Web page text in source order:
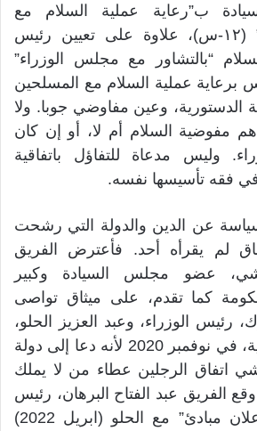
ب”رعاية عملية السلام مع
الحركات المسلحة” (١٢-س)، علاوة على تعيين رئيس
“بالتشاور مع مجلس الوزراء”
برعاية عملية السلام مع المسلحين
الدستورية، وعين مفاوضي جوبا. ولا
مفوضية السلام أم لا، أو إن كان
وليس مدعاة للتفاؤل باتفاقية
في فقه تأسيسها نفسه.
عن الدين والدولة التي رشحت
لم يقرأه أحد. فأعترض الفريق
عضو مجلس السيادة وكبير
كما تقدم، على ميثاق تواصى
رئيس الوزراء، وعبد العزيز الحلو،
زعيم الحركة الشعبية، في نوفمبر 2020 لأنه دعا إلى دولة
اتفاق الرجلين عطاء من لا يملك
الفريق عبد الفتاح البرهان، رئيس
مجلس السيادة، “إعلان مبادئ” مع الحلو (ابريل 2022)